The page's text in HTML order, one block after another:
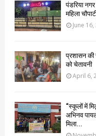
पंडरिया
महिला
June
प्रशासन की
को चेतावनी
April 6,
“स्कूलों में
अभिनव
मिला...